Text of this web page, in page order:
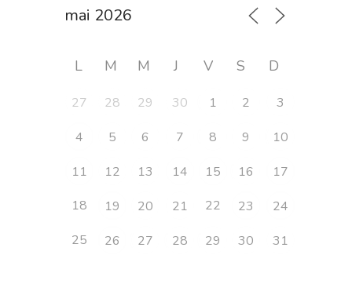
L M M J V S D
27 28 29 30 1 2
3
4
5 6 7 8 9
10
11
12 13 14 15 16
17
18
19 20 21 22 23
24
25
26 27 28 29 30 31